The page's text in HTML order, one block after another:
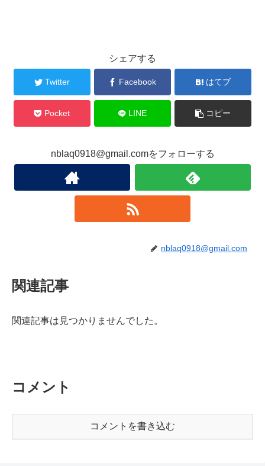
シェアする
Twitter Facebook はてブ
Pocket LINE コピー
nblaq0918@gmail.comをフォローする
nblaq0918@gmail.com
関連記事
関連記事は見つかりませんでした。
コメント
コメントを書き込む